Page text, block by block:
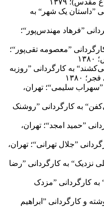
”داستان یک شهر“ به
”فرهاد مهندس‌پور“؛
”معصومه تقی‌پور“؛
به کارگردانی ”روزبه
۱۳۸۰
”سهراب سلیمی“؛ تهران،
به کارگردانی ”روشنک
”حمید امجد“؛ تهران،
”جلال تهرانی“؛ تهران،
نزدیک“ به کارگردانی ”رضا
به کارگردانی ”مزدک
و کارگردانی ”ابراهیم